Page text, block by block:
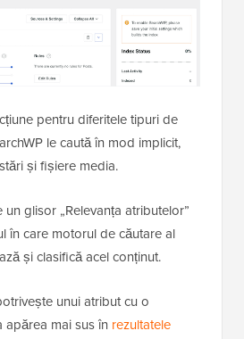
pentru diferitele tipuri de
le caută în mod implicit,
și fișiere media.
un glisor „Relevanța atributelor”
în care motorul de căutare al
și clasifică acel conținut.
unui atribut cu o
apărea mai sus în rezultatele